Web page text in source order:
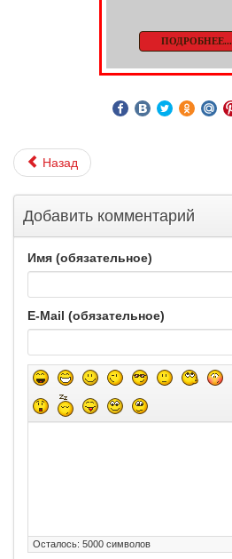
ПОДРОБНЕЕ...
Назад
Добавить комментарий
Имя (обязательное)
E-Mail (обязательное)
Осталось: 5000 символов